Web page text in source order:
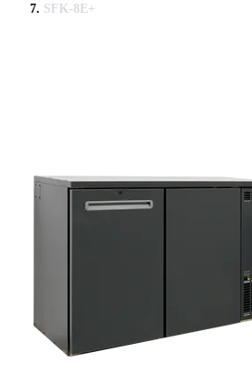
SFK-8E+